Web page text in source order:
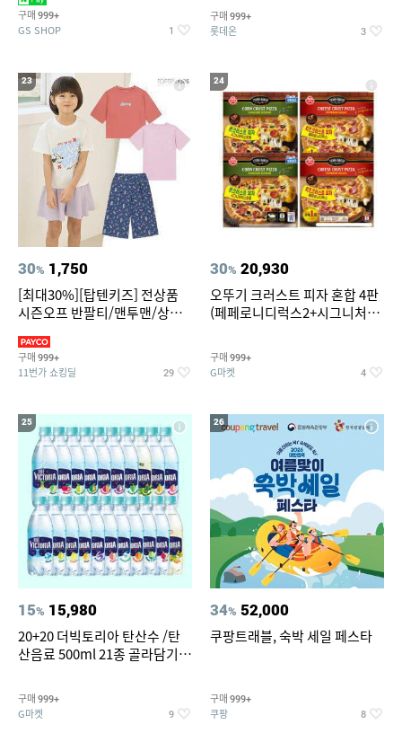
구매 999+
GS SHOP 1
구매 999+
롯데온 3
23
30% 1,750
[최대30%][탑텐키즈] 전상품
시즌오프 반팔티/맨투맨/상하
구매 999+
11번가 쇼킹딜 29
24
30% 20,930
오뚜기 크러스트 피자 혼합 4판
(페페로니디럭스2+시그니처익
구매 999+
G마켓 4
25
15% 15,980
20+20 더빅토리아 탄산수 /탄
산음료 500ml 21종 골라담기
구매 999+
G마켓 9
26
34% 52,000
쿠팡트래블, 숙박 세일 페스타
구매 999+
쿠팡 8